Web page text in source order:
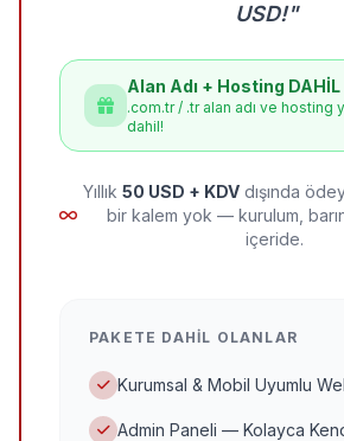
USD!"
Alan Adı + Hosting DAHİL
.com.tr / .tr alan adı ve hosting
dahil!
Yıllık 50 USD + KDV dışında
bir kalem yok — kurulum,
içeride.
PAKETE DAHIL OLANLAR
Kurumsal & Mobil Uyumlu
Admin Paneli — Kolayca